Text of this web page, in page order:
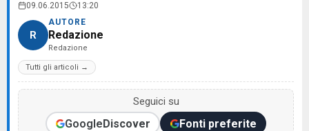
09.06.2015 13:20
R
AUTORE
Redazione
Redazione
Tutti gli articoli →
Seguici su
GoogleDiscover Fonti preferite